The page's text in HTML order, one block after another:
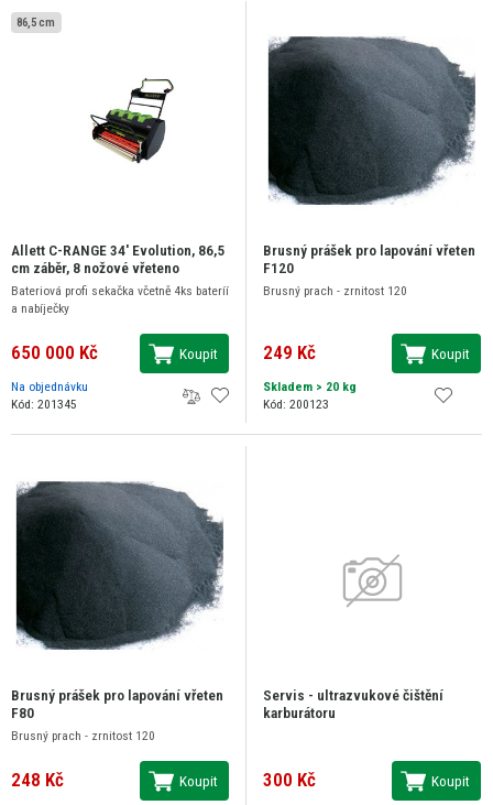
86,5 cm
Allett C-RANGE 34' Evolution, 86,5
cm záběr, 8 nožové vřeteno
Bateriová profi sekačka včetně 4ks bateríí
a nabíječky
650 000 Kč Koupit
Na objednávku
Kód: 201345
Brusný prášek pro lapování vřeten
F120
Brusný prach - zrnitost 120
249 Kč Koupit
Skladem > 20 kg
Kód: 200123
Brusný prášek pro lapování vřeten
F80
Brusný prach - zrnitost 120
248 Kč Koupit
Servis - ultrazvukové čištění
karburátoru
300 Kč Koupit